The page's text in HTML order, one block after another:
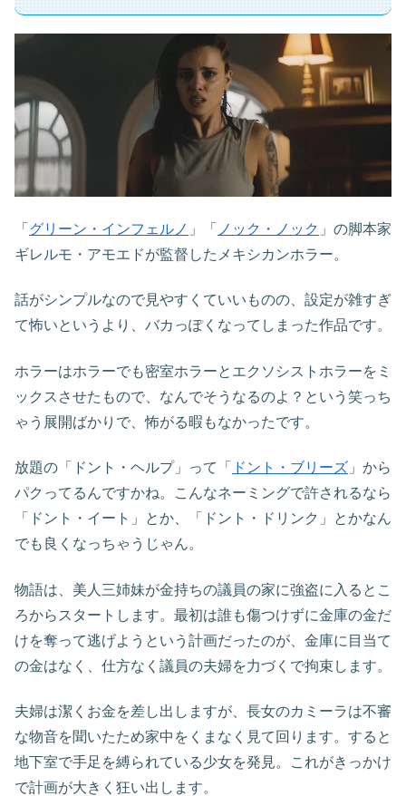
「 グリーン・インフェルノ 」「 ノック・ノック 」の脚本家
ギレルモ・アモエドが監督したメキシカンホラー。
話がシンプルなので見やすくていいものの、設定が雑すぎ
て怖いというより、バカっぽくなってしまった作品です。
ホラーはホラーでも密室ホラーとエクソシストホラーをミ
ックスさせたもので、なんでそうなるのよ？という笑っち
ゃう展開ばかりで、怖がる暇もなかったです。
放題の「ドント・ヘルプ」って「 ドント・ブリーズ 」から
パクってるんですかね。こんなネーミングで許されるなら
「ドント・イート」とか、「ドント・ドリンク」とかなん
でも良くなっちゃうじゃん。
物語は、美人三姉妹が金持ちの議員の家に強盗に入るとこ
ろからスタートします。最初は誰も傷つけずに金庫の金だ
けを奪って逃げようという計画だったのが、金庫に目当て
の金はなく、仕方なく議員の夫婦を力づくで拘束します。
夫婦は潔くお金を差し出しますが、長女のカミーラは不審
な物音を聞いたため家中をくまなく見て回ります。すると
地下室で手足を縛られている少女を発見。これがきっかけ
で計画が大きく狂い出します。